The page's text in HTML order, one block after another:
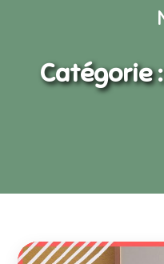
Catégorie